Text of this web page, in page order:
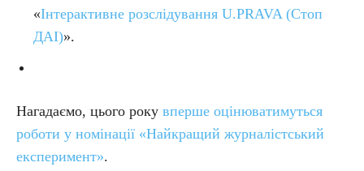
«Інтерактивне розслідування U.PRAVA (Стоп
ДАІ)».
Нагадаємо, цього року вперше оцінюватимуться
роботи у номінації «Найкращий журналістський
експеримент».